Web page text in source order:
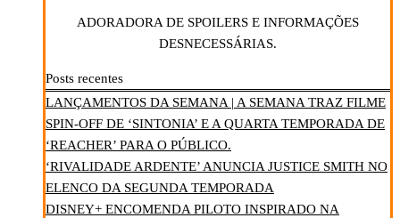
ADORADORA DE SPOILERS E INFORMAÇÕES
DESNECESSÁRIAS.
Posts recentes
LANÇAMENTOS DA SEMANA | A SEMANA TRAZ FILME
SPIN-OFF DE ‘SINTONIA’ E A QUARTA TEMPORADA DE
‘REACHER’ PARA O PÚBLICO.
‘RIVALIDADE ARDENTE’ ANUNCIA JUSTICE SMITH NO
ELENCO DA SEGUNDA TEMPORADA
DISNEY+ ENCOMENDA PILOTO INSPIRADO NA